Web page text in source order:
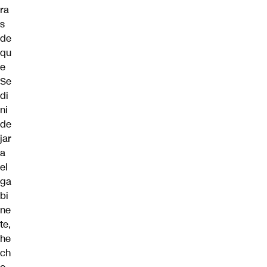
ra
s
de
qu
e
Se
di
ni
de
jar
a
el
ga
bi
ne
te,
he
ch